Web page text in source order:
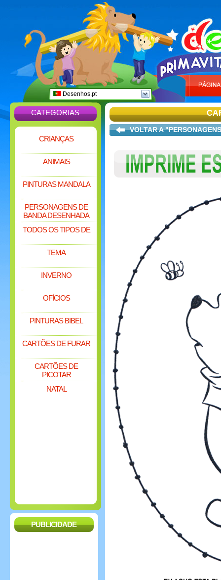
Desenhos.pt
CATEGORIAS
CRIANÇAS
ANIMAIS
PINTURAS MANDALA
PERSONAGENS DE
BANDA DESENHADA
TODOS OS TIPOS DE
TEMA
INVERNO
OFÍCIOS
PINTURAS BIBEL
CARTÕES DE FURAR
CARTÕES DE
PICOTAR
NATAL
PUBLICIDADE
VOLTAR A